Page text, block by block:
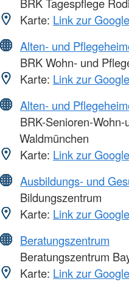
Karte: Link zur
Alten- und
BRK Wohn- und
Karte: Link zur
Alten- und
BRK-Senioren-
Waldmünchen
Karte: Link zur
Ausbildungs- und
Bildungszentrum
Karte: Link zur
Beratungszentrum
Beratungszentrum
Karte: Link zur